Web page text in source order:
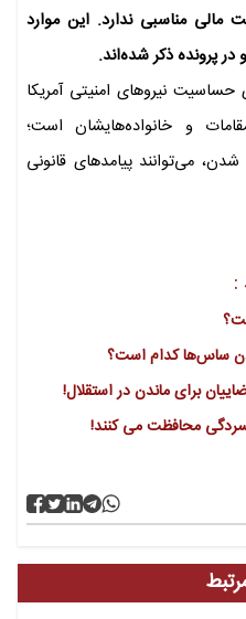
مالی مناسبی ندارد. این موارد
پرونده ذکر شده‌اند.
نیروهای امنیتی آمریکا
و خانواده‌هایشان است؛
می‌توانند پیامدهای قانونی
:
ساس‌ها کدام است؟
برای ماندن در استقلال!
محافظت می کنند!